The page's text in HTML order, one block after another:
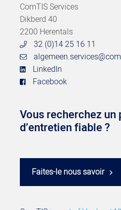
ComTIS Services
Dikberd 40
2200 Herentals
32 (0)14 25 16 11
LinkedIn
Facebook
Vous recherchez un
d’entretien fiable ?
Faites-le nous savoir